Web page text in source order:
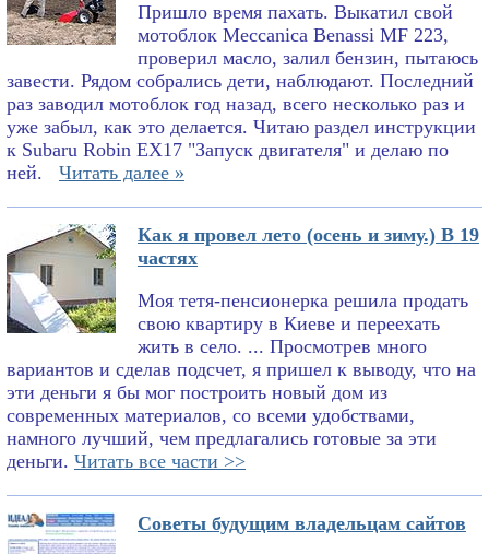
Пришло время пахать. Выкатил свой
мотоблок Meccanica Benassi MF 223,
проверил масло, залил бензин, пытаюсь
завести. Рядом собрались дети, наблюдают. Последний
раз заводил мотоблок год назад, всего несколько раз и
уже забыл, как это делается. Читаю раздел инструкции
к Subaru Robin EX17 "Запуск двигателя" и делаю по
ней.
Читать далее »
Как я провел лето (осень и зиму.) В 19
частях
Моя тетя-пенсионерка решила продать
свою квартиру в Киеве и переехать
жить в село. ... Просмотрев много
вариантов и сделав подсчет, я пришел к выводу, что на
эти деньги я бы мог построить новый дом из
современных материалов, со всеми удобствами,
намного лучший, чем предлагались готовые за эти
деньги. Читать все части >>
Советы будущим владельцам сайтов